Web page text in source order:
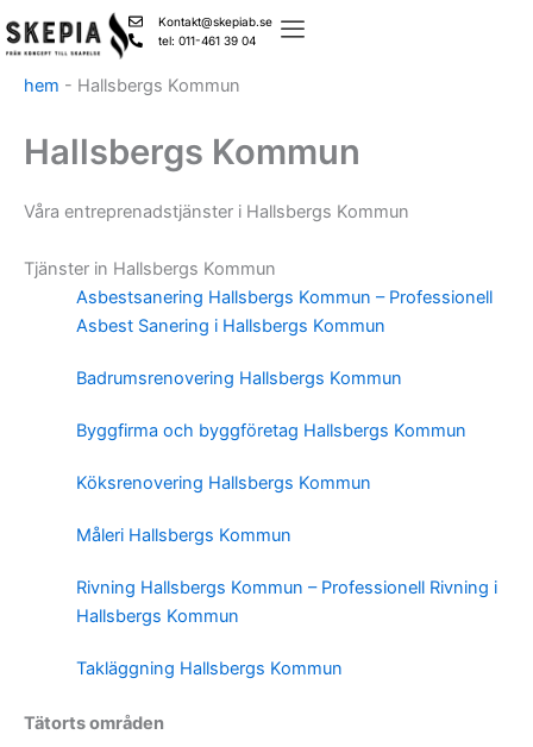
to
Kontakt@skepiab.se
tel: 011-461 39 04
hem - Hallsbergs Kommun
Hallsbergs Kommun
Våra entreprenadstjänster i Hallsbergs Kommun
Tjänster in Hallsbergs Kommun
Asbestsanering Hallsbergs Kommun – Professionell
Asbest Sanering i Hallsbergs Kommun
Badrumsrenovering Hallsbergs Kommun
Byggfirma och byggföretag Hallsbergs Kommun
Köksrenovering Hallsbergs Kommun
Måleri Hallsbergs Kommun
Rivning Hallsbergs Kommun – Professionell Rivning i
Hallsbergs Kommun
Takläggning Hallsbergs Kommun
Tätorts områden